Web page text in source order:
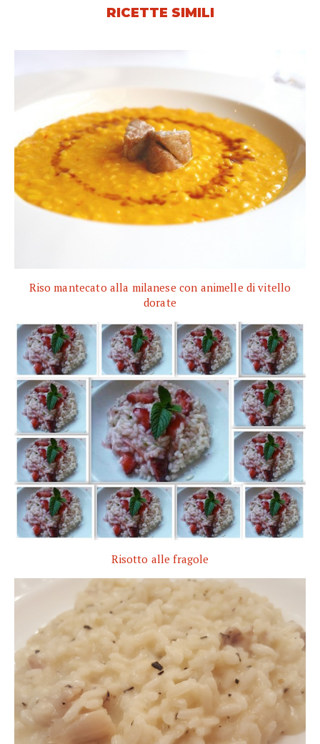
RICETTE SIMILI
Riso mantecato alla milanese con animelle di vitello
dorate
Risotto alle fragole